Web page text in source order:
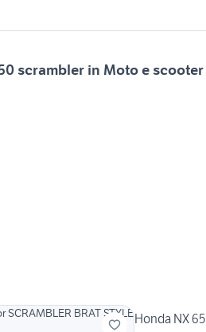
scrambler in Moto e scooter
Honda NX